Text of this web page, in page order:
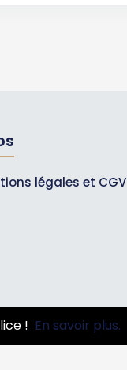
légales et CGV
! En savoir plus.